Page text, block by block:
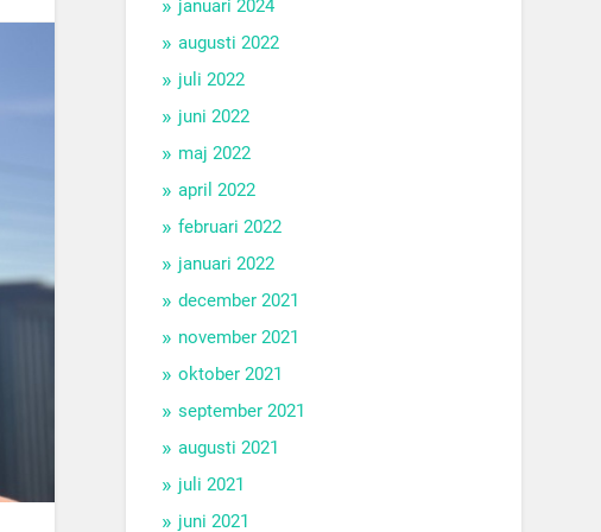
januari 2024
augusti 2022
juli 2022
juni 2022
maj 2022
april 2022
februari 2022
januari 2022
december 2021
november 2021
oktober 2021
september 2021
augusti 2021
juli 2021
juni 2021